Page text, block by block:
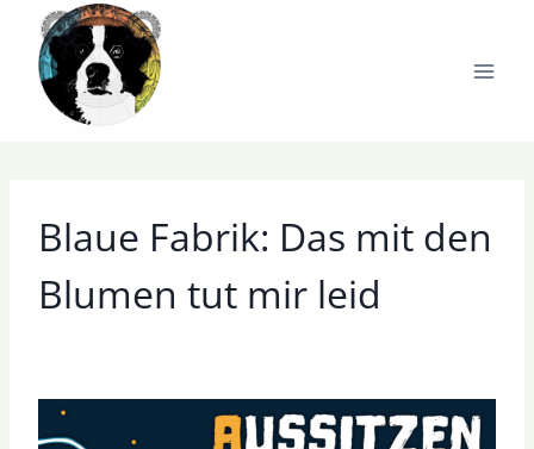
Inhalt
springen
Blaue Fabrik: Das mit den
Blumen tut mir leid